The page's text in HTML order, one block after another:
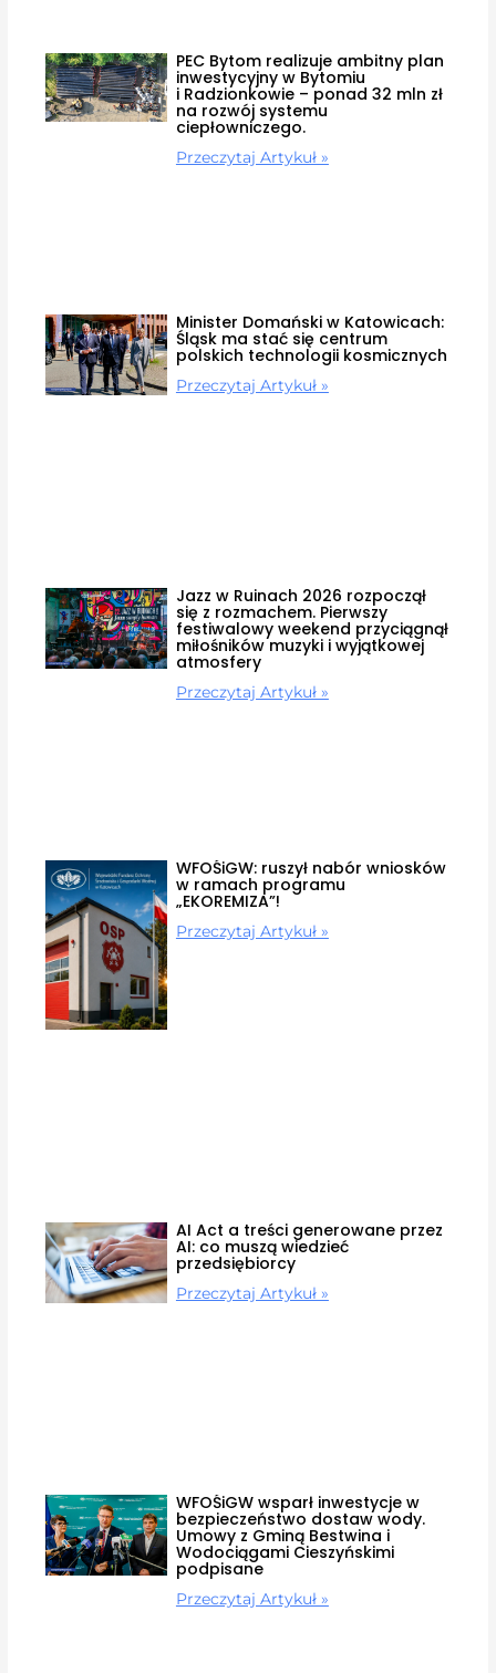
PEC Bytom realizuje ambitny plan
inwestycyjny w Bytomiu
i Radzionkowie – ponad 32 mln zł
na rozwój systemu
ciepłowniczego.
Przeczytaj Artykuł »
Minister Domański w Katowicach:
Śląsk ma stać się centrum
polskich technologii kosmicznych
Przeczytaj Artykuł »
Jazz w Ruinach 2026 rozpoczął
się z rozmachem. Pierwszy
festiwalowy weekend przyciągnął
miłośników muzyki i wyjątkowej
atmosfery
Przeczytaj Artykuł »
WFOŚiGW: ruszył nabór wniosków
w ramach programu
„EKOREMIZA”!
Przeczytaj Artykuł »
AI Act a treści generowane przez
AI: co muszą wiedzieć
przedsiębiorcy
Przeczytaj Artykuł »
WFOŚiGW wsparł inwestycje w
bezpieczeństwo dostaw wody.
Umowy z Gminą Bestwina i
Wodociągami Cieszyńskimi
podpisane
Przeczytaj Artykuł »